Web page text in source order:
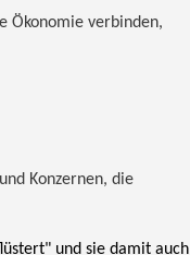
Öko­no­mie ver­bin­den,
Konzernen, die
und sie damit auch